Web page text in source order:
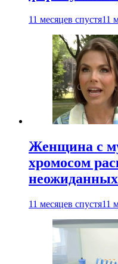
11 месяцев спустя11
Женщина с
хромосом
неожиданных
11 месяцев спустя11